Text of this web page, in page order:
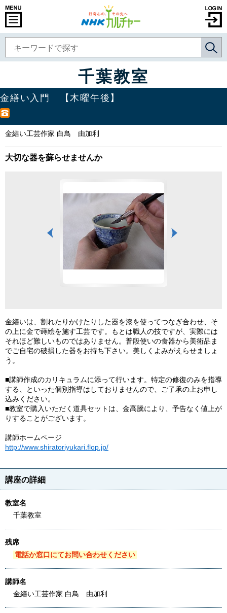
千葉教室
金繕い入門 【木曜午後】
金繕い工芸作家 白鳥 由加利
大切な器を蘇らせませんか
金繕いは、割れたりかけたりした器を漆を使ってつなぎ合わせ、そ
の上に金で蒔絵を施す工芸です。もとは職人の技ですが、実際には
それほど難しいものではありません。普段使いの食器から美術品ま
でご自宅の破損した器をお持ち下さい。美しくよみがえらせましょ
う。
■講師作成のカリキュラムに添って行います。特定の修復のみを指導
する、といった個別指導はしておりませんので、ご了承の上お申し
込みください。
■教室で購入いただく道具セットは、金高騰により、予告なく値上が
りすることがございます。
講師ホームページ
http://www.shiratoriyukari.flop.jp/
講座の詳細
教室名
千葉教室
残席
電話か窓口にてお問い合わせください
講師名
金繕い工芸作家 白鳥 由加利